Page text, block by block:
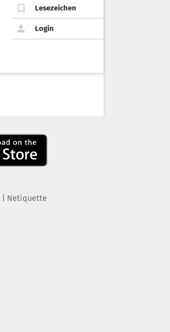
Lesezeichen
Login
Netiquette